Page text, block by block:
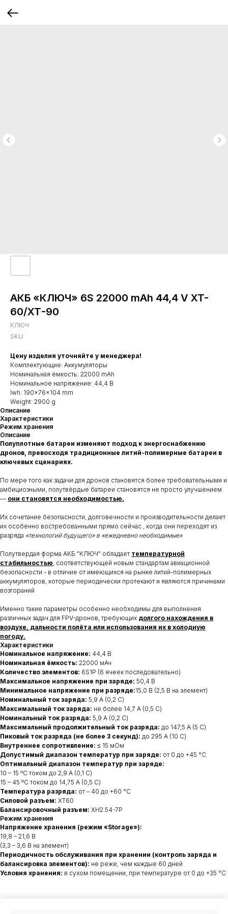
АКБ «КЛЮЧ» 6S 22000 mAh 44,4 V XT-
60/ХТ-90
КЛЮЧ
SKU:
Цену изделия уточняйте у менеджера!
Комплектующие: Аккумуляторы
Номинальная ёмкость: 22000 mAh
Номинальное напряжение: 44,4 В
lwh: 190x76x104 mm
Weight: 2900 g
Описание
Характеристики
Режим хранения
Описание
Полуплотные батареи изменяют подход к энергоснабжению
дронов, превосходя традиционные литий-полимерные батареи в
ключевых сценариях.
По мере того как задачи для дронов становятся более требовательными и
амбициозными, полутвёрдые батареи становятся не просто улучшением
— они становятся необходимостью.
Их сочетание безопасности, долговечности и производительности делает
их особенно востребованными прямо сейчас , когда они переходят из
разряда «технологий будущего» в «ежедневно необходимые»
Полутвердая форма АКБ "КЛЮЧ" обладает температурной
стабильностью, соответствующей новым стандартам авиационной
безопасности - в отличие от имеющихся на рынке литий-полимерных
аккумуляторов, которые периодически протекают и являются причинами
возгораний
Именно такие параметры особенно необходимы для выполнения
различных задач для FPV-дронов, требующих долгого нахождения в
воздухе, дальности полёта или использования их в холодную
погоду.
Характеристики
Номинальное напряжение: 44,4 В
Номинальная ёмкость: 22000 мАч
Количество элементов: 6S1P (6 ячеек последовательно)
Максимальное напряжение при заряде: 50,4 В
Минимальное напряжение при разряде:15,0 В (2,5 В на элемент)
Номинальный ток заряда: 5,9 А (0,2 C)
Максимальный ток заряда: не более 14,7 А (0,5 С)
Номинальный ток разряда: 5,9 А (0,2 C)
Максимальный продолжительный ток разряда: до 147,5 А (5 С)
Пиковый ток разряда (не более 3 секунд): до 295 А (10 С)
Внутреннее сопротивление: ≤ 15 мОм
Допустимый диапазон температур при заряде: от 0 до +45 °C
Оптимальный диапазон температур при заряде:
10 – 15 ºС током до 2,9 А (0,1 С)
15 – 45 ºС током до 14,75 А (0,5 С)
Температура разряда: от – 40 до +60 °C
Силовой разъем: XT60
Балансировочный разъем: XH2.54-7P
Режим хранения
Напряжение хранения (режим «Storage»):
19,8 – 21,6 В
(3,3 – 3,6 В на элемент)
Периодичность обслуживания при хранении (контроль заряда и
балансировка элементов): не реже, чем каждые 60 дней
Условия хранения: в сухом помещении, при температуре от 0 до +35 °C